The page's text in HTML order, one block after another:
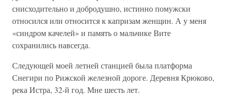
снисходительно и добродушно, истинно помужски
относился или относится к капризам женщин. А у меня
«синдром качелей» и память о мальчике Вите
сохранились навсегда.
Следующей моей летней станцией была платформа
Снегири по Рижской железной дороге. Деревня Крюково,
река Истра, 32-й год. Мне шесть лет.